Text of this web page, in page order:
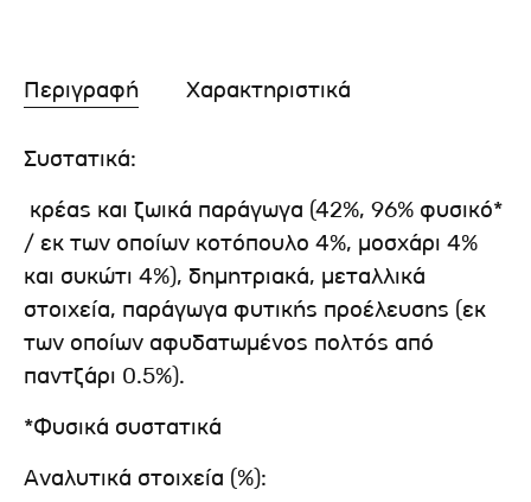
Περιγραφή Χαρακτηριστικά
Συστατικά:
κρέας και ζωικά παράγωγα (42%, 96% φυσικό*
/ εκ των οποίων κοτόπουλο 4%, μοσχάρι 4%
και συκώτι 4%), δημητριακά, μεταλλικά
στοιχεία, παράγωγα φυτικής προέλευσης (εκ
των οποίων αφυδατωμένος πολτός από
παντζάρι 0.5%).
*Φυσικά συστατικά
Αναλυτικά στοιχεία (%):